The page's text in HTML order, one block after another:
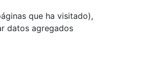
que ha visitado),
datos agregados